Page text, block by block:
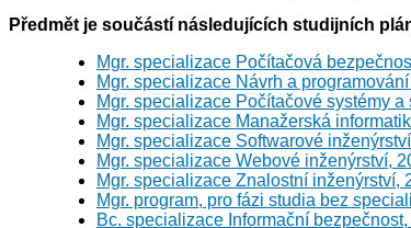
Předmět je součástí následujících studijních
Mgr. specializace Počítačová
Mgr. specializace Návrh a
Mgr. specializace Počítačové systémy a
Mgr. specializace Manažerská
Mgr. specializace Softwarové
Mgr. specializace Webové inženýrství,
Mgr. specializace Znalostní inženýrství,
Mgr. program, pro fázi studia bez
Bc. specializace Informační